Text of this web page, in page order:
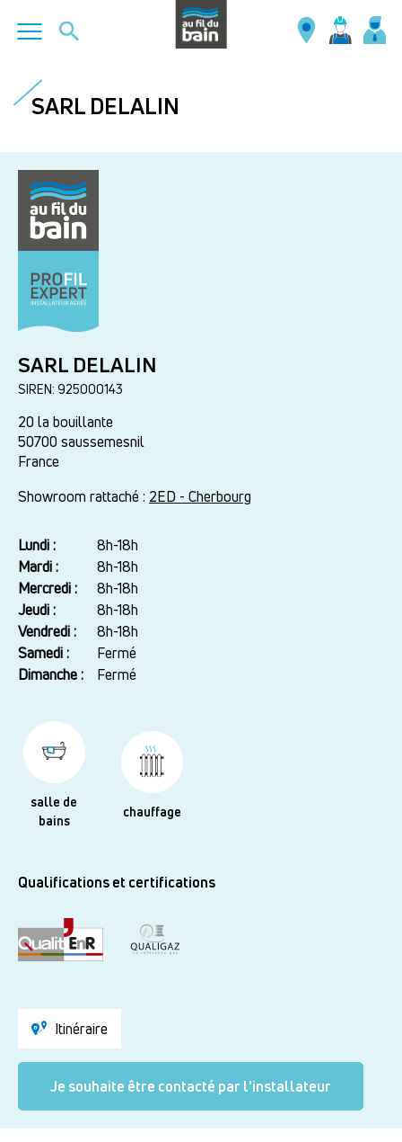
contenuSARL DELALIN
SARL DELALIN
SIREN: 925000143
20 la bouillante
50700 saussemesnil
France
Showroom rattaché : 2ED - Cherbourg
Jour
Plage
horaire
Lundi :
8h-18h
Mardi :
8h-18h
Mercredi :
8h-18h
Jeudi :
8h-18h
Vendredi :
8h-18h
Samedi :
Fermé
Dimanche :
Fermé
salle de
bains
chauffage
Qualifications et certifications
Itinéraire
Je souhaite être contacté par l'installateur